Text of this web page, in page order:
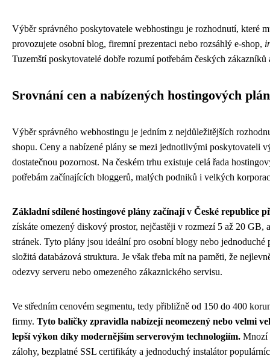
Výběr správného poskytovatele webhostingu je rozhodnutí, které
provozujete osobní blog, firemní prezentaci nebo rozsáhlý e-shop,
Tuzemští poskytovatelé dobře rozumí potřebám českých
Srovnání cen a nabízených hostingových
Výběr správného webhostingu je jedním z nejdůležitějších
shopu. Ceny a nabízené plány se mezi jednotlivými poskytovateli
dostatečnou pozornost. Na českém trhu existuje celá řada
potřebám začínajících bloggerů, malých podniků i velkých
Základní sdílené hostingové plány začínají v České republice
získáte omezený diskový prostor, nejčastěji v rozmezí 5 až 20
stránek. Tyto plány jsou ideální pro osobní blogy nebo
složitá databázová struktura. Je však třeba mít na paměti, že
odezvy serveru nebo omezeného zákaznického servisu.
Ve středním cenovém segmentu, tedy přibližně od 150 do 400
firmy. Tyto balíčky zpravidla nabízejí neomezený nebo velmi
lepší výkon díky modernějším serverovým technologiím. Mnozí
zálohy, bezplatné SSL certifikáty a jednoduchý instalátor